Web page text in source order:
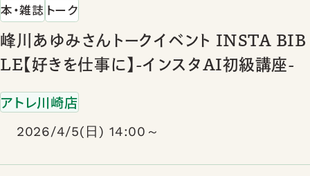
本・雑誌 トーク
峰川あゆみさんトークイベント INSTA BIB
LE【好きを仕事に】-インスタAI初級講座-
アトレ川崎店
2026/4/5(日) 14:00～